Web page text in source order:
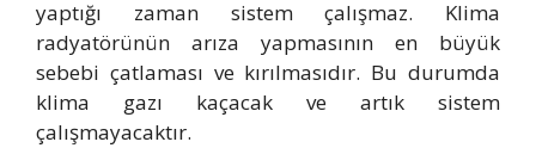
yaptığı zaman sistem çalışmaz. Klima
radyatörünün arıza yapmasının en büyük
sebebi çatlaması ve kırılmasıdır. Bu durumda
klima gazı kaçacak ve artık sistem
çalışmayacaktır.